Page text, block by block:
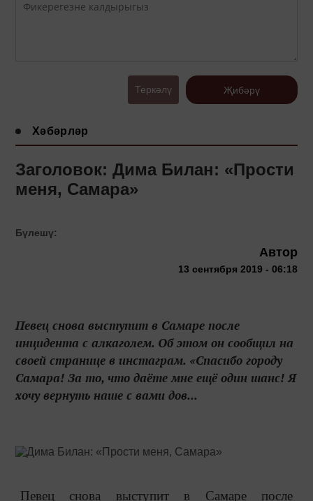
Теркәлү Җибәрү
Хәбәрләр
Заголовок: Дима Билан: «Прости
меня, Самара»
Бүлешү:
Автор
13 сентября 2019 - 06:18
Певец снова выступит в Самаре после
инцидента с алкаголем. Об этом он сообщил на
своей странице в инстаграм. «Спасибо городу
Самара! За то, что даёте мне ещё один шанс! Я
хочу вернуть наше с вами дов...
Певец снова выступит в Самаре после